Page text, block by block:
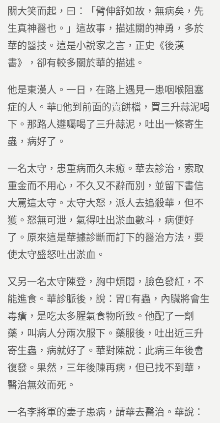
關大笑而起，曰：「臂伸舒如故，無病矣，先
生真神醫也。」這故事，描述關的神勇，多於
華的醫技。這是小說家之言，正史《後漢
書》，卻有較多關於華的描述。
他是東漢人。一日，在路上遇見一患咽喉阻塞
症的人。華他到前面的賣餅檔，買三升蒜泥喝
下。那路人遵囑喝了三升蒜泥，吐出一條寄生
蟲，病好了。
一名太守，患重病而久未癒。華去診治，索取
重金而不用心，不久又不辭而別，並留下書信
大罵這太守。太守大怒，派人去追殺華，但不
獲。怒無可泄，氣得吐出淤血數斗，病便好
了。原來這是華據診斷而訂下的醫治方法，要
使太守盛怒吐出淤血。
又另一名太守陳登，胸中煩悶，臉色發紅，不
能進食。華診脈後，說：胃有蟲，內臟將會生
毒瘡，是吃太多腥氣食物所致。他配了一劑
藥，叫病人分兩次服下。藥服後，吐出近三升
寄生蟲，病就好了。華對陳說：此病三年後會
復發。果然，三年後陳再病，但已找不到華，
醫治無效而死。
一名李將軍的妻子患病，請華去醫治。華說：